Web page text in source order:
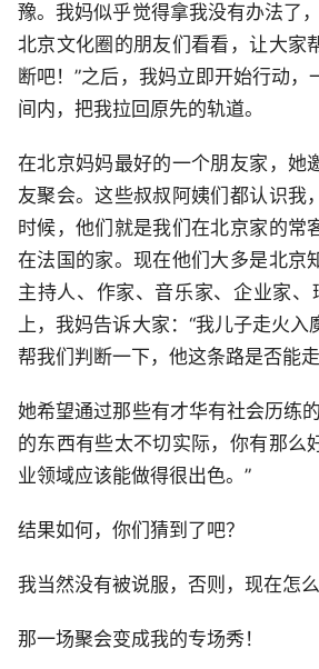
豫。我妈似乎觉得拿我没有办法了
北京文化圈的朋友们看看，让大家
断吧！”之后，我妈立即开始行动
间内，把我拉回原先的轨道。
在北京妈妈最好的一个朋友家，她
友聚会。这些叔叔阿姨们都认识我
时候，他们就是我们在北京家的常
在法国的家。现在他们大多是北京
主持人、作家、音乐家、企业家
上，我妈告诉大家：“我儿子走火入
帮我们判断一下，他这条路是否能
她希望通过那些有才华有社会历练
的东西有些太不切实际，你有那么
业领域应该能做得很出色。”
结果如何，你们猜到了吧？
我当然没有被说服，否则，现在怎
那一场聚会变成我的专场秀！